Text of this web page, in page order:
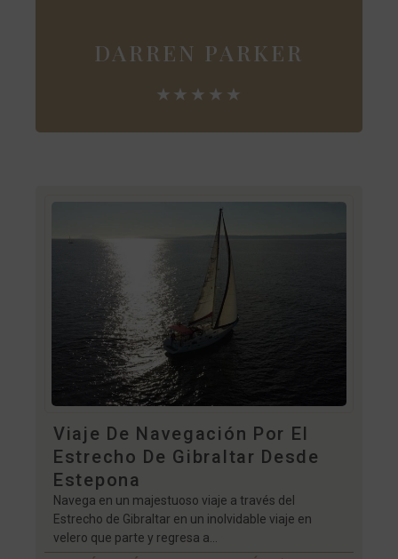
DARREN PARKER
★★★★★
Viaje De Navegación Por El
Estrecho De Gibraltar Desde
Estepona
Navega en un majestuoso viaje a través del
Estrecho de Gibraltar en un inolvidable viaje en
velero que parte y regresa a...